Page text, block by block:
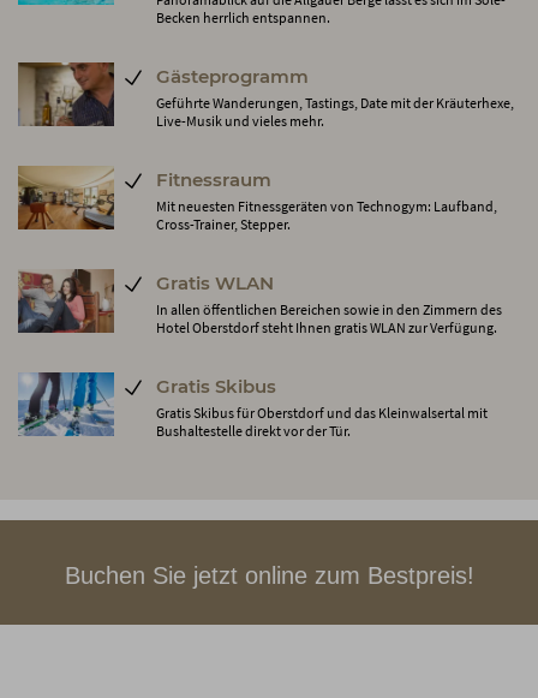
Becken herrlich entspannen.
Gästeprogramm
Geführte Wanderungen, Tastings, Date mit der Kräuterhexe,
Live-Musik und vieles mehr.
Fitnessraum
Mit neuesten Fitnessgeräten von Technogym: Laufband,
Cross-Trainer, Stepper.
Gratis WLAN
In allen öffentlichen Bereichen sowie in den Zimmern des
Hotel Oberstdorf steht Ihnen gratis WLAN zur Verfügung.
Gratis Skibus
Gratis Skibus für Oberstdorf und das Kleinwalsertal mit
Bushaltestelle direkt vor der Tür.
Buchen Sie jetzt online zum Bestpreis!